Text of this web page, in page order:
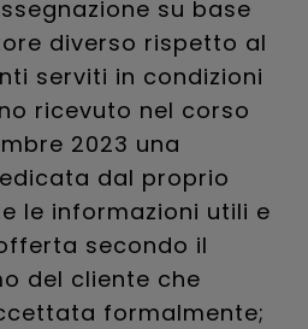
su base
diverso rispetto al
serviti in condizioni
ricevuto nel corso
2023 una
dal proprio
le informazioni utili e
secondo il
del cliente che
formalmente;